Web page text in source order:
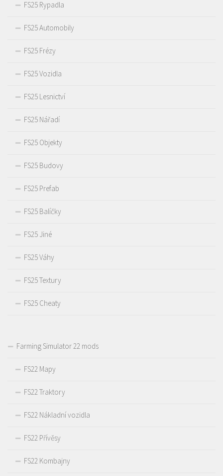
FS25 Rypadla
FS25 Automobily
FS25 Frézy
FS25 Vozidla
FS25 Lesnictví
FS25 Nářadí
FS25 Objekty
FS25 Budovy
FS25 Prefab
FS25 Balíčky
FS25 Jiné
FS25 Váhy
FS25 Textury
FS25 Cheaty
Farming Simulator 22 mods
FS22 Mapy
FS22 Traktory
FS22 Nákladní vozidla
FS22 Přívěsy
FS22 Kombajny